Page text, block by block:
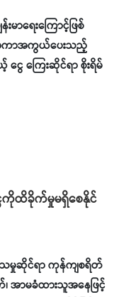
မာရေးကြောင့်ဖြစ်
အကာအကွယ်ပေးသည့်
ေ ကြေးဆိုင်ရာ စိုးရိမ်
ကိုထိခိုက်မှုမရှိစေနိုင်
မှုဆိုင်ရာ ကုန်ကျစရိတ်
အာမခံထားသူအနေဖြင့်